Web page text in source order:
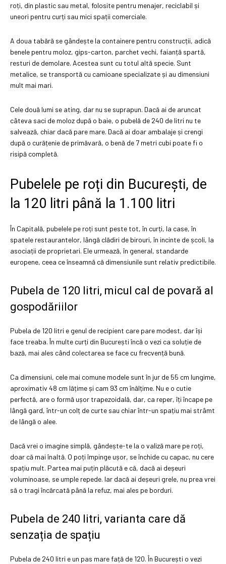
roți, din plastic sau metal, folosite pentru menajer, reciclabil și
uneori pentru curți sau mici spații comerciale.
A doua tabără se gândește la containere pentru construcții, adică
benele pentru moloz, gips-carton, parchet vechi, faianță spartă,
resturi de demolare. Acestea sunt cu totul altă specie. Sunt
metalice, se transportă cu camioane specializate și au dimensiuni
mult mai mari.
Cele două lumi se ating, dar nu se suprapun. Dacă ai de aruncat
câteva saci de moloz după o baie, o pubelă de 240 de litri nu te
salvează, chiar dacă pare mare. Dacă ai doar ambalaje și crengi
după o curățenie de primăvară, o benă de 7 metri cubi poate fi o
risipă completă.
Pubelele pe roți din București, de
la 120 litri până la 1.100 litri
În Capitală, pubelele pe roți sunt peste tot, în curți, la case, în
spatele restaurantelor, lângă clădiri de birouri, în incinte de școli, la
asociații de proprietari. Ele urmează, în general, standarde
europene, ceea ce înseamnă că dimensiunile sunt relativ predictibile.
Pubela de 120 litri, micul cal de povară al
gospodăriilor
Pubela de 120 litri e genul de recipient care pare modest, dar își
face treaba. În multe curți din București încă o vezi ca soluție de
bază, mai ales când colectarea se face cu frecvență bună.
Ca dimensiuni, cele mai comune modele sunt în jur de 55 cm lungime,
aproximativ 48 cm lățime și cam 93 cm înălțime. Nu e o cutie
perfectă, are o formă ușor trapezoidală, dar, ca reper, îți încape pe
lângă gard, într-un colț de curte sau chiar într-un spațiu mai strâmt
de lângă o alee.
Dacă vrei o imagine simplă, gândește-te la o valiză mare pe roți,
doar că mai înaltă. O poți împinge ușor, se închide cu capac, nu cere
spațiu mult. Partea mai puțin plăcută e că, dacă ai deșeuri
voluminoase, se umple repede. Iar dacă ai deșeuri grele, nu prea vrei
să o tragi încărcată până la refuz, mai ales pe borduri.
Pubela de 240 litri, varianta care dă
senzația de spațiu
Pubela de 240 litri e un pas mare față de 120. În București o vezi